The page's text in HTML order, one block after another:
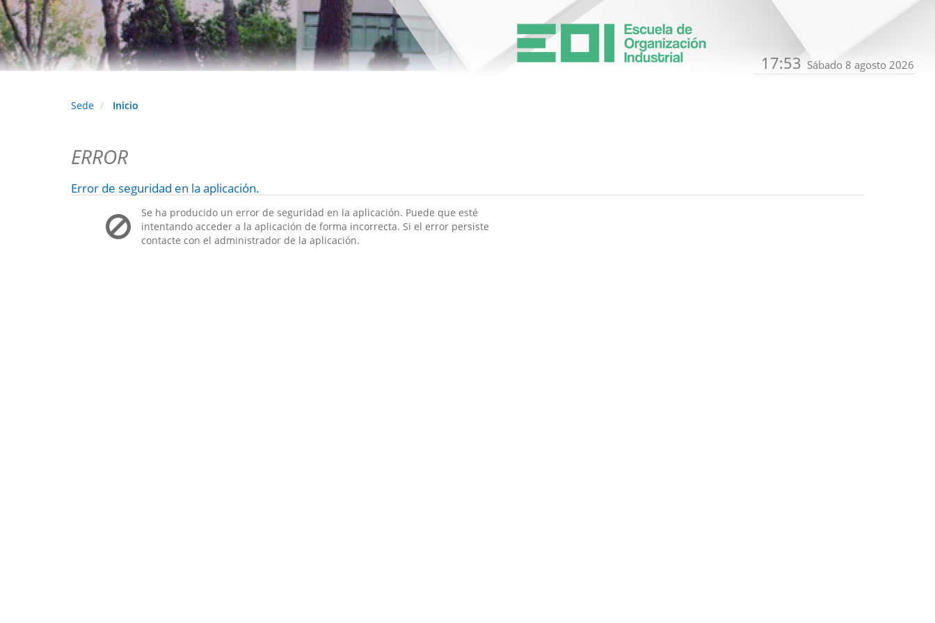
17:53 Sábado 8 agosto 2026
Sede Inicio
ERROR
Error de seguridad en la aplicación.
Se ha producido un error de seguridad en la aplicación. Puede que esté
intentando acceder a la aplicación de forma incorrecta. Si el error persiste
contacte con el administrador de la aplicación.